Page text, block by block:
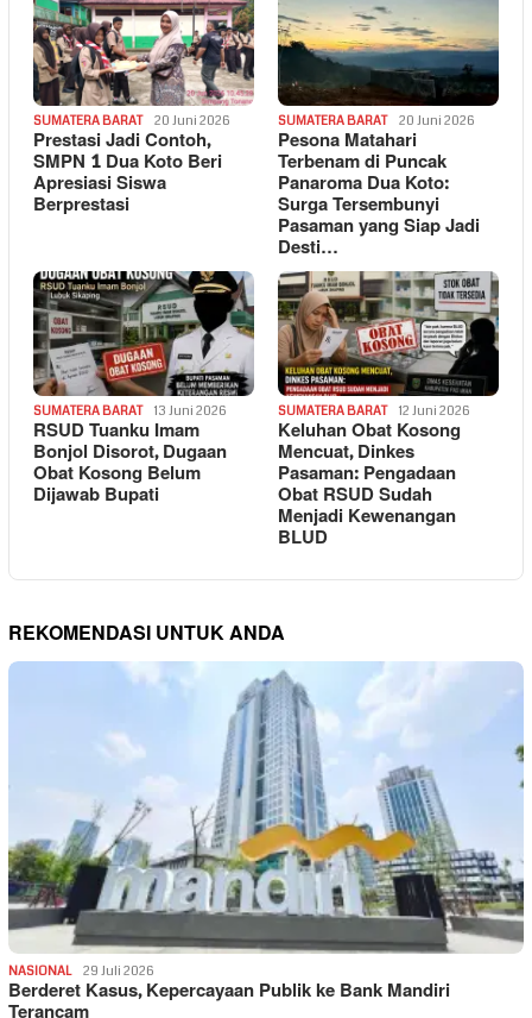
SUMATERA BARAT 20 Juni 2026
Prestasi Jadi Contoh,
SMPN 1 Dua Koto Beri
Apresiasi Siswa
Berprestasi
SUMATERA BARAT 20 Juni 2026
Pesona Matahari
Terbenam di Puncak
Panaroma Dua Koto:
Surga Tersembunyi
Pasaman yang Siap Jadi
Desti…
SUMATERA BARAT 13 Juni 2026
RSUD Tuanku Imam
Bonjol Disorot, Dugaan
Obat Kosong Belum
Dijawab Bupati
SUMATERA BARAT 12 Juni 2026
Keluhan Obat Kosong
Mencuat, Dinkes
Pasaman: Pengadaan
Obat RSUD Sudah
Menjadi Kewenangan
BLUD
REKOMENDASI UNTUK ANDA
NASIONAL 29 Juli 2026
Berderet Kasus, Kepercayaan Publik ke Bank Mandiri